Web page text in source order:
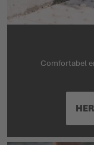
Comfortabel